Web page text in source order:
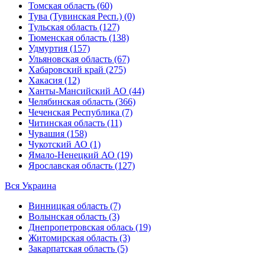
Томская область (60)
Тува (Тувинская Респ.) (0)
Тульская область (127)
Тюменская область (138)
Удмуртия (157)
Ульяновская область (67)
Хабаровский край (275)
Хакасия (12)
Ханты-Мансийский АО (44)
Челябинская область (366)
Чеченская Республика (7)
Читинская область (11)
Чувашия (158)
Чукотский АО (1)
Ямало-Ненецкий АО (19)
Ярославская область (127)
Вся Украина
Винницкая область (7)
Волынская область (3)
Днепропетровская облась (19)
Житомирская область (3)
Закарпатская область (5)